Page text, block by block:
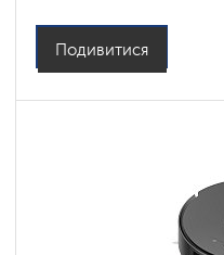
Бічні щітки: 1
Подивитися